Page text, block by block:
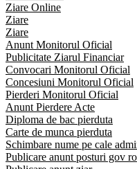
Ziare Online
Ziare
Ziare
Anunt Monitorul Oficial
Publicitate Ziarul Financiar
Convocari Monitorul Oficial
Concesiuni Monitorul Oficial
Pierderi Monitorul Oficial
Anunt Pierdere Acte
Diploma de bac pierduta
Carte de munca pierduta
Schimbare nume pe cale
Publicare anunt posturi gov ro